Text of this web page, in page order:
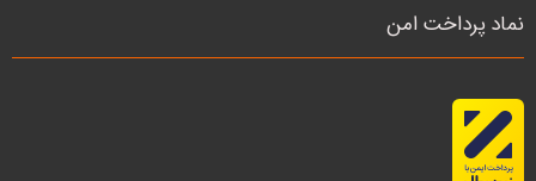
نماد پرداخت امن